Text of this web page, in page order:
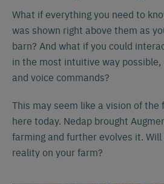
What if everything you need to
was shown right above them as
barn? And what if you could
in the most intuitive way possible,
and voice commands?
This may seem like a vision of the
here today. Nedap brought
farming and further evolves it.
reality on your farm?